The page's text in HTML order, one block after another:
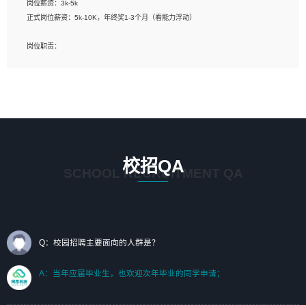
标志及吉祥物设计，效果图后期处理等。
1、艺术设计类相关专业；（其中需求分析顾问不限专业）
岗位薪资：3k-5k
正式岗位薪资：5k-10K，年终奖1-3个月（看能力浮动）
岗位职责：
2. 熟悉 前端常用框架, 能独立完成设计给予的 UI 效果;
3. 有良好的代码习惯, 低级错误出现频率低;
7. 了解或熟悉 WebGL 及相关框架优先。
（岗位人员专职于行业应用解决方案、项目申报方案、投标方案的策划编写）
校招QA
SCHOOL RECRUITMENT QA
Q：校园招聘主要面向的人群是？
A：当年应届毕业生，也欢迎次年毕业的同学申请；